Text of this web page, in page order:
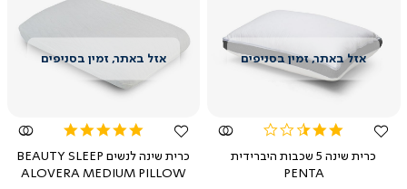
צפייה
מהירה
2.7
rating
כרית שינה 5 שכבות היברידית
PENTA
צפייה
מהירה
rating
כרית שינה לנשים BEAUTY SLEEP
ALOVERA MEDIUM PILLOW